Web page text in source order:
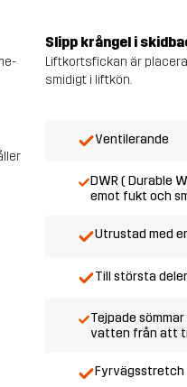
Slipp krångel i
Liftkortsfickan är
smidigt i liftkön.
Ventilerande
DWR ( Durable
emot fukt och
Utrustad med
Till största
Tejpade
vatten från att
Fyrvägsstretch